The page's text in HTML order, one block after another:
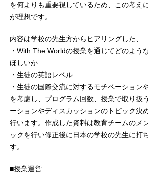
を何よりも重要視しているため、この考え
が理想です。
内容は学校の先生方からヒアリングした、
・With The Worldの授業を通じてどのよう
ほしいか
・生徒の英語レベル
・生徒の国際交流に対するモチベーション
を考慮し、プログラム回数、授業で取り扱
ーションやディスカッションのトピック決
行います。作成した資料は教育チームのメ
ックを行い修正後に日本の学校の先生に打
す。
■授業運営